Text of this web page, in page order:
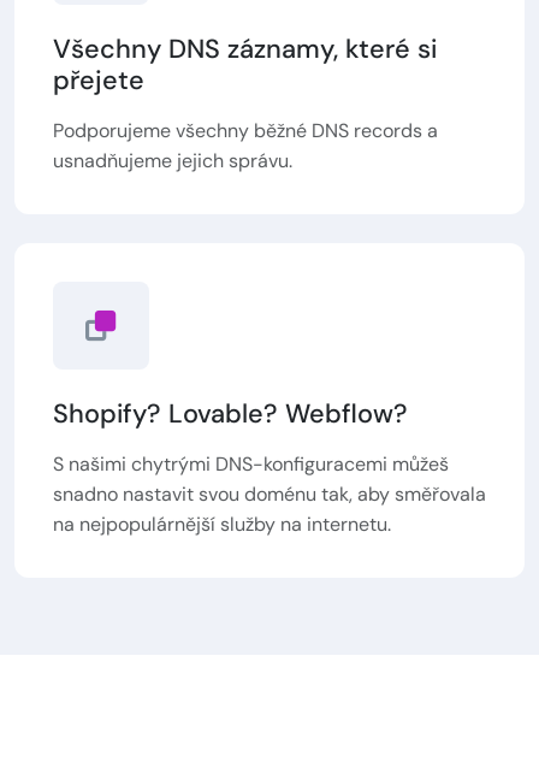
Všechny DNS záznamy, které si
přejete
Podporujeme všechny běžné DNS records a
usnadňujeme jejich správu.
Shopify? Lovable? Webflow?
S našimi chytrými DNS-konfiguracemi můžeš
snadno nastavit svou doménu tak, aby směřovala
na nejpopulárnější služby na internetu.